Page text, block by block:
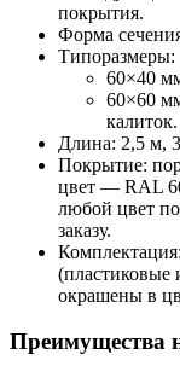
покрытия.
Форма
Типоразмеры:
60×40
60×60
калиток.
Длина: 2,5 м,
Покрытие:
цвет — RAL
любой цвет
заказу.
(пластиковые
окрашены в
Преимущества